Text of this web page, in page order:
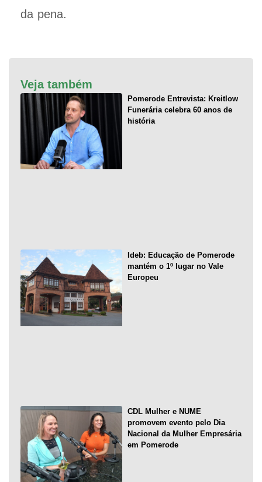
da pena.
Veja também
Pomerode Entrevista: Kreitlow
Funerária celebra 60 anos de
história
Ideb: Educação de Pomerode
mantém o 1º lugar no Vale
Europeu
CDL Mulher e NUME
promovem evento pelo Dia
Nacional da Mulher Empresária
em Pomerode